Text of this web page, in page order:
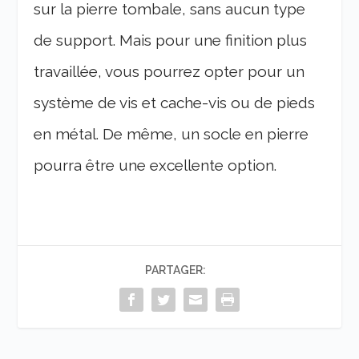
sur la pierre tombale, sans aucun type
de support. Mais pour une finition plus
travaillée, vous pourrez opter pour un
système de vis et cache-vis ou de pieds
en métal. De même, un socle en pierre
pourra être une excellente option.
PARTAGER: